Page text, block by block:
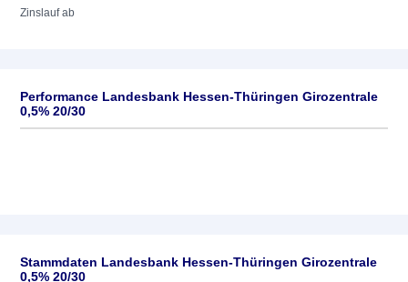
Zinslauf ab
Performance Landesbank Hessen-Thüringen Girozentrale
0,5% 20/30
Stammdaten Landesbank Hessen-Thüringen Girozentrale
0,5% 20/30